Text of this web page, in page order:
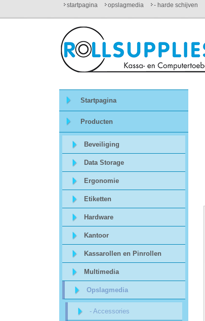
startpagina opslagmedia - harde schijven
Startpagina
winkelmandje
aanvraag
Categorieën
Startpagina
Producten
Beveiliging
Data Storage
Ergonomie
Etiketten
Hardware
Kantoor
Kassarollen en Pinrollen
Multimedia
Opslagmedia
- Accessories